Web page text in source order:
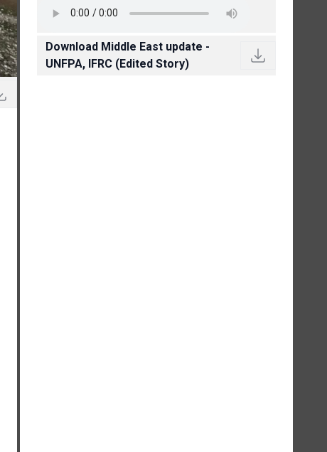
Download Middle East update -
UNFPA, IFRC (Edited Story)